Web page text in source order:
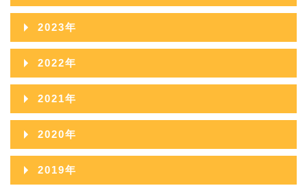
2026年06月
2026年05月
2026年04月
2026年03月
2026年02月
2026年01月
2025年11月
2025年10月
2025年09月
2025年08月
2025年07月
2025年06月
2024年12月
2024年11月
2024年10月
2024年09月
2024年08月
2024年07月
2023年
2023年12月
2023年11月
2023年10月
2023年09月
2023年08月
2022年
2022年12月
2022年11月
2022年10月
2022年09月
2021年
2021年12月
2021年11月
2021年10月
2020年
2020年12月
2019年